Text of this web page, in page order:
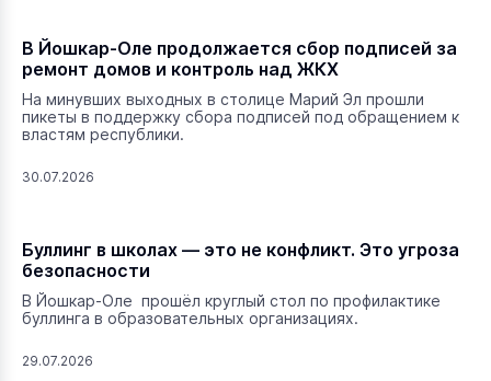
В Йошкар-Оле продолжается сбор подписей за
ремонт домов и контроль над ЖКХ
На минувших выходных в столице Марий Эл прошли
пикеты в поддержку сбора подписей под обращением к
властям республики.
30.07.2026
Буллинг в школах — это не конфликт. Это угроза
безопасности
В Йошкар-Оле прошёл круглый стол по профилактике
буллинга в образовательных организациях.
29.07.2026